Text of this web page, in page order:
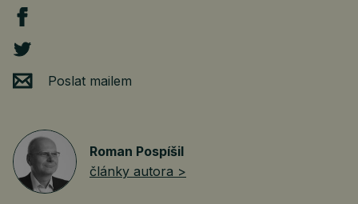
Poslat mailem
Roman Pospíšil
články autora >